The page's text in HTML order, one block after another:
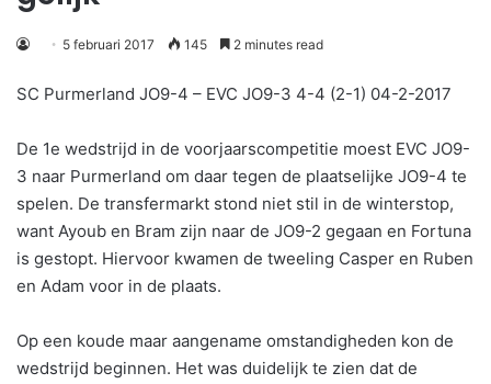
5 februari 2017 145 2 minutes read
SC Purmerland JO9-4 – EVC JO9-3 4-4 (2-1) 04-2-2017
De 1e wedstrijd in de voorjaarscompetitie moest EVC JO9-
3 naar Purmerland om daar tegen de plaatselijke JO9-4 te
spelen. De transfermarkt stond niet stil in de winterstop,
want Ayoub en Bram zijn naar de JO9-2 gegaan en Fortuna
is gestopt. Hiervoor kwamen de tweeling Casper en Ruben
en Adam voor in de plaats.
Op een koude maar aangename omstandigheden kon de
wedstrijd beginnen. Het was duidelijk te zien dat de